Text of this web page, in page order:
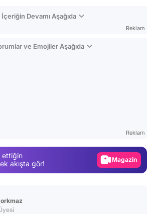
İçeriğin Devamı Aşağıda
Reklam
ve Emojiler Aşağıda
Reklam
ettiğin
akışta gör!
Magazin